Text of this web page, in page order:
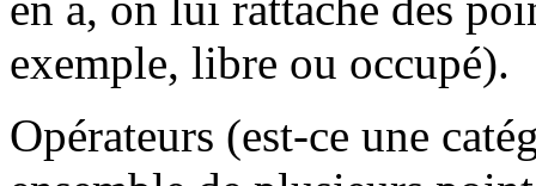
exemple, libre ou occupé).
Opérateurs (est-ce une